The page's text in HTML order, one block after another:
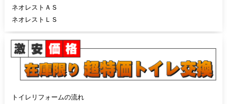
ネオレストＡＳ
ネオレストＬＳ
トイレリフォームの流れ